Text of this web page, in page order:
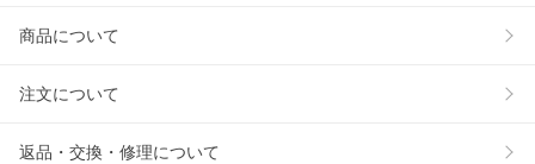
商品について
注文について
返品・交換・修理について